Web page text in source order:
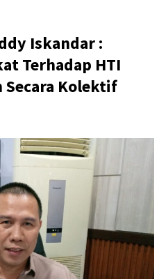
Iskandar :
Terhadap HTI
Kolektif